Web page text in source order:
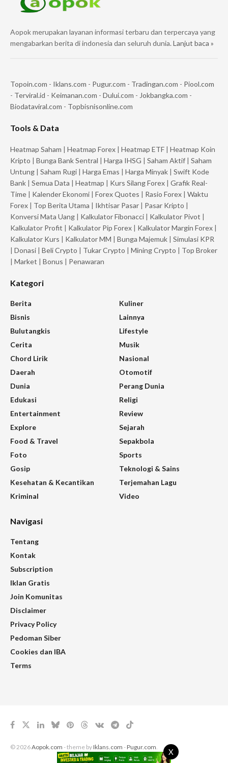
X
Aopok merupakan layanan informasi terbaru dan terpercaya yang
mengabarkan berita di indonesia dan seluruh dunia.Lanjut baca »
Topoin.com - Iklans.com - Pugur.com - Tradingan.com - Piool.com
- Terviral.id - Keimanan.com - Dului.com - Jokbangka.com -
Biodataviral.com - Topbisnisonline.com
Tools & Data
Heatmap Saham Heatmap Forex Heatmap ETF
Heatmap Koin
Kripto
Bunga Bank Sentral Harga IHSG Saham Aktif
Saham
Untung
Saham Rugi Harga Emas Harga Minyak
Swift Kode
Bank
Semua Data Heatmap Kurs Silang Forex
Grafik Real-
Time
Kalender Ekonomi Forex Quotes Rasio Forex
Waktu
Forex
Top Berita Utama Ikhtisar Pasar Pasar Kripto
Konversi Mata Uang
Kalkulator Fibonacci Kalkulator Pivot
Kalkulator Profit
Kalkulator Pip Forex Kalkulator Margin Forex
Kalkulator Kurs
Kalkulator MM Bunga Majemuk
Simulasi KPR
Donasi Beli Crypto Tukar Crypto Mining Crypto
Top Broker
Market Bonus Penawaran
Kategori
Berita
Bisnis
Bulutangkis
Cerita
Chord Lirik
Daerah
Dunia
Edukasi
Entertainment
Explore
Food & Travel
Foto
Gosip
Kesehatan & Kecantikan
Kriminal
Kuliner
Lainnya
Lifestyle
Musik
Nasional
Otomotif
Perang Dunia
Religi
Review
Sejarah
Sepakbola
Sports
Teknologi & Sains
Terjemahan Lagu
Video
Navigasi
Tentang
Kontak
Subscription
Iklan Gratis
Join Komunitas
Disclaimer
Privacy Policy
Pedoman Siber
Cookies dan IBA
Terms
© 2026Aopok.com - theme by Iklans.com - Pugur.com.